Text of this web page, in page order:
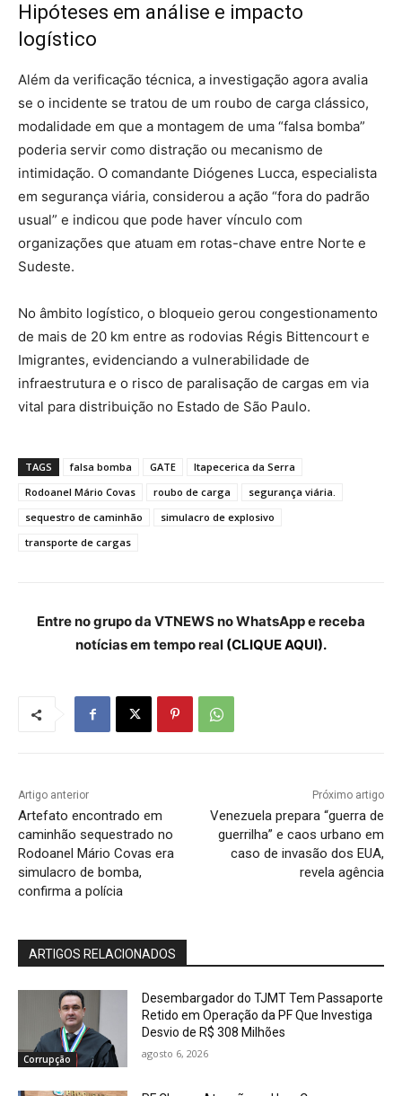
Hipóteses em análise e impacto
logístico
Além da verificação técnica, a investigação agora avalia
se o incidente se tratou de um roubo de carga clássico,
modalidade em que a montagem de uma “falsa bomba”
poderia servir como distração ou mecanismo de
intimidação. O comandante Diógenes Lucca, especialista
em segurança viária, considerou a ação “fora do padrão
usual” e indicou que pode haver vínculo com
organizações que atuam em rotas-chave entre Norte e
Sudeste.
No âmbito logístico, o bloqueio gerou congestionamento
de mais de 20 km entre as rodovias Régis Bittencourt e
Imigrantes, evidenciando a vulnerabilidade de
infraestrutura e o risco de paralisação de cargas em via
vital para distribuição no Estado de São Paulo.
TAGS falsa bomba GATE
Itapecerica da Serra
Rodoanel Mário Covas
roubo de carga
segurança viária.
sequestro de caminhão
simulacro de explosivo
transporte de cargas
Entre no grupo da VTNEWS no WhatsApp e receba
notícias em tempo real (CLIQUE AQUI).
Artigo anterior
Artefato encontrado em
caminhão sequestrado no
Rodoanel Mário Covas era
simulacro de bomba,
confirma a polícia
Próximo artigo
Venezuela prepara “guerra de
guerrilha” e caos urbano em
caso de invasão dos EUA,
revela agência
ARTIGOS RELACIONADOS
Corrupção
Desembargador do TJMT Tem Passaporte
Retido em Operação da PF Que Investiga
Desvio de R$ 308 Milhões
agosto 6, 2026